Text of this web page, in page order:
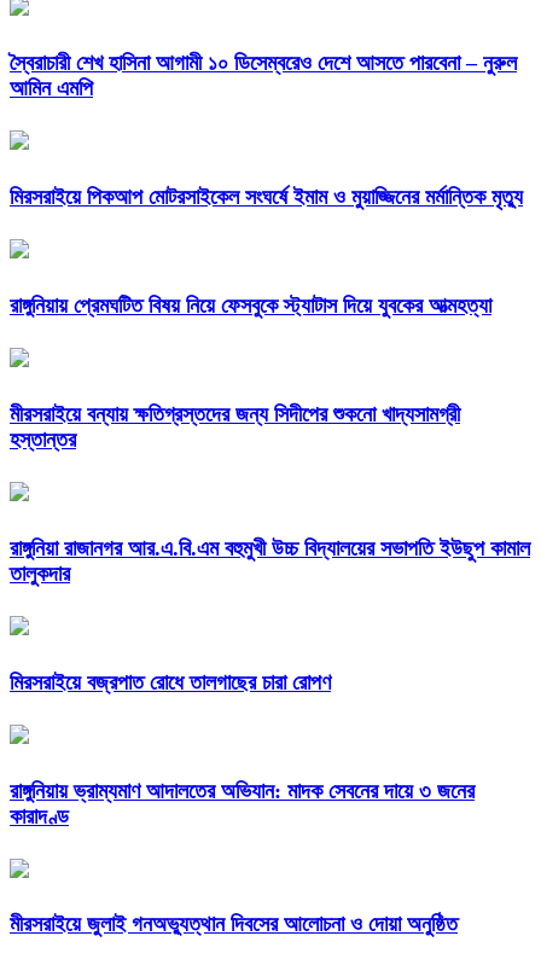
স্বৈরাচারী শেখ হাসিনা আগামী ১০ ডিসেম্বরেও দেশে আসতে পারবেনা – নুরুল
আমিন এমপি
মিরসরাইয়ে পিকআপ মোটরসাইকেল সংঘর্ষে ইমাম ও মুয়াজ্জিনের মর্মান্তিক মৃত্যু
রাঙ্গুনিয়ায় প্রেমঘটিত বিষয় নিয়ে ফেসবুকে স্ট্যাটাস দিয়ে যুবকের আত্মহত্যা
মীরসরাইয়ে বন্যায় ক্ষতিগ্রস্তদের জন্য সিদীপের শুকনো খাদ্যসামগ্রী
হস্তান্তর
রাঙ্গুনিয়া রাজানগর আর.এ.বি.এম বহুমুখী উচ্চ বিদ্যালয়ের সভাপতি ইউছুপ কামাল
তালুকদার
মিরসরাইয়ে বজ্রপাত রোধে তালগাছের চারা রোপণ
রাঙ্গুনিয়ায় ভ্রাম্যমাণ আদালতের অভিযান: মাদক সেবনের দায়ে ৩ জনের
কারাদণ্ড
মীরসরাইয়ে জুলাই গনঅভ্যুত্থান দিবসের আলোচনা ও দোয়া অনুষ্ঠিত